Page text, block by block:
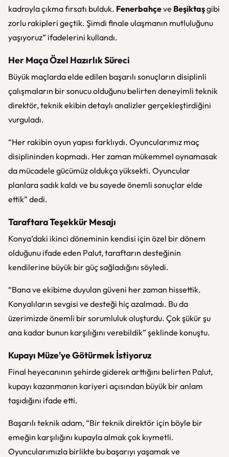
kadroyla çıkma fırsatı bulduk. Fenerbahçeve Beşiktaşgibi
zorlu rakipleri geçtik. Şimdi finale ulaşmanın mutluluğunu
yaşıyoruz” ifadelerini kullandı.
Her Maça Özel Hazırlık Süreci
Büyük maçlarda elde edilen başarılı sonuçların disiplinli
çalışmaların bir sonucu olduğunu belirten deneyimli teknik
direktör, teknik ekibin detaylı analizler gerçekleştirdiğini
vurguladı.
“Her rakibin oyun yapısı farklıydı. Oyuncularımız maç
disiplininden kopmadı. Her zaman mükemmel oynamasak
da mücadele gücümüz oldukça yüksekti. Oyuncular
planlara sadık kaldı ve bu sayede önemli sonuçlar elde
ettik” dedi.
Taraftara Teşekkür Mesajı
Konya’daki ikinci döneminin kendisi için özel bir dönem
olduğunu ifade eden Palut, taraftarın desteğinin
kendilerine büyük bir güç sağladığını söyledi.
“Bana ve ekibime duyulan güveni her zaman hissettik.
Konyalıların sevgisi ve desteği hiç azalmadı. Bu da
üzerimizde önemli bir sorumluluk oluşturdu. Çok şükür şu
ana kadar bunun karşılığını verebildik” şeklinde konuştu.
Kupayı Müze'ye Götürmek İstiyoruz
Final heyecanının şehirde giderek arttığını belirten Palut,
kupayı kazanmanın kariyeri açısından büyük bir anlam
taşıdığını ifade etti.
Başarılı teknik adam, “Bir teknik direktör için böyle bir
emeğin karşılığını kupayla almak çok kıymetli.
Oyuncularımızla birlikte bu başarıyı yaşamak ve